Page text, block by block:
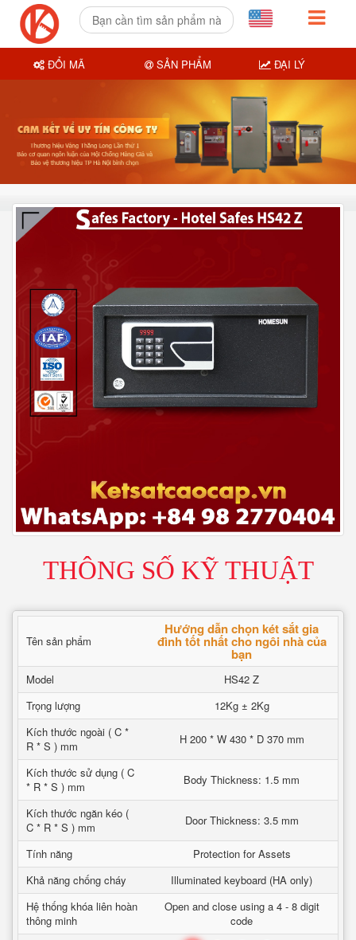
THÔNG SỐ KỸ THUẬT
Tên sản phẩm
Hướng dẫn chọn két sắt gia
đình tốt nhất cho ngôi nhà của
bạn
Model
HS42 Z
Trọng lượng
12Kg ± 2Kg
Kích thước ngoài ( C *
R * S ) mm
H 200 * W 430 * D 370 mm
Kích thước sử dụng ( C
* R * S ) mm
Body Thickness: 1.5 mm
Kích thước ngăn kéo (
C * R * S ) mm
Door Thickness: 3.5 mm
Tính năng
Protection for Assets
Khả năng chống cháy
Illuminated keyboard (HA only)
Hệ thống khóa liên hoàn
thông minh
Open and close using a 4 - 8 digit
code
ĐỔI MÃ SẢN PHẨM ĐẠI LÝ